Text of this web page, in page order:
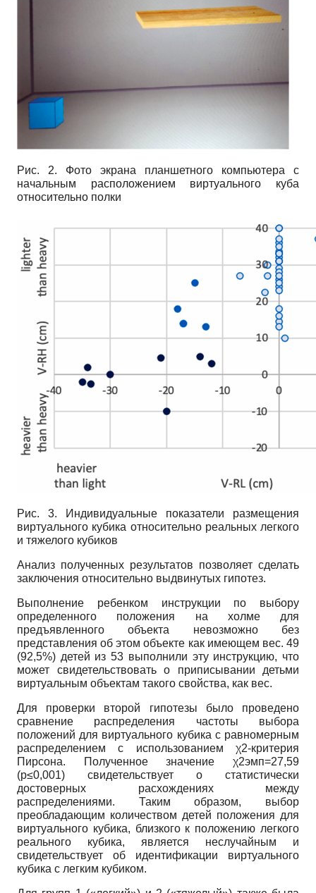
Рис. 2. Фото экрана планшетного компьютера с
начальным расположением виртуального куба
относительно полки
Рис. 3. Индивидуальные показатели размещения
виртуального кубика относительно реальных легкого
и тяжелого кубиков
Анализ полученных результатов позволяет сделать
заключения относительно выдвинутых гипотез.
Выполнение ребенком инструкции по выбору
определенного положения на холме для
предъявленного объекта невозможно без
представления об этом объекте как имеющем вес. 49
(92,5%) детей из 53 выполнили эту инструкцию, что
может свидетельствовать о приписывании детьми
виртуальным объектам такого свойства, как вес.
Для проверки второй гипотезы было проведено
сравнение распределения частоты выбора
положений для виртуального кубика с равномерным
распределением с использованием χ2-критерия
Пирсона. Полученное значение χ2эмп=27,59
(р≤0,001) свидетельствует о статистически
достоверных расхождениях между
распределениями. Таким образом, выбор
преобладающим количеством детей положения для
виртуального кубика, близкого к положению легкого
реального кубика, является неслучайным и
свидетельствует об идентификации виртуального
кубика с легким кубиком.